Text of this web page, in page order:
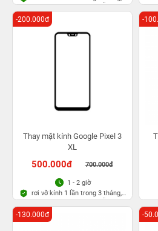
Bảo hành bụi bọt vĩnh viễn
Thay mặt kính Google Pixel 3
XL
500.000đ 700.000đ
-200.000đ
1 - 2 giờ
rơi vỡ kính 1 lần trong 3 tháng,
Bảo hành bụi bọt vĩnh viễn
-
-130.000đ -